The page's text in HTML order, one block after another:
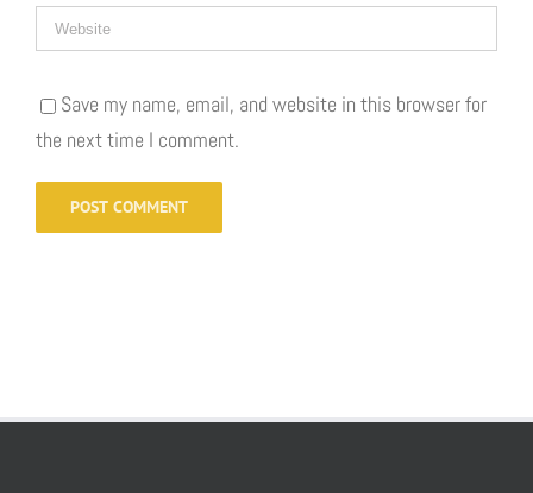
Save my name, email, and website in this browser for
the next time I comment.